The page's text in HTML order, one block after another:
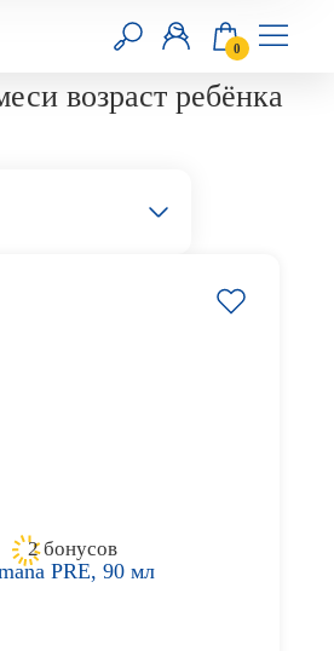
0
возраст ребёнка
2 бонусов
PRE, 90 мл